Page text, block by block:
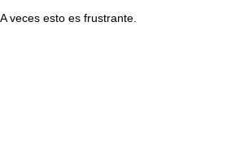
A veces esto es frustrante.